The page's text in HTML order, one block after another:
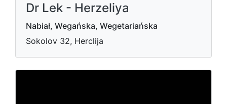
Dr Lek - Herzeliya
Nabiał, Wegańska, Wegetariańska
Sokolov 32, Herclija